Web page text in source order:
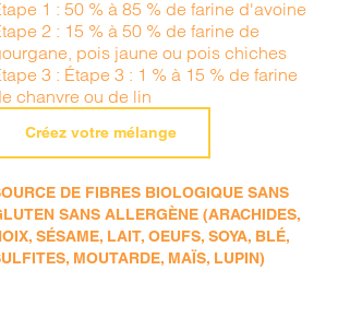
1 : 50 % à 85 % de farine d'avoine
2 : 15 % à 50 % de farine de
pois jaune ou pois chiches
3 : Étape 3 : 1 % à 15 % de farine
chanvre ou de lin
Créez votre mélange
DE FIBRES BIOLOGIQUE SANS
SANS ALLERGÈNE (ARACHIDES,
SÉSAME, LAIT, OEUFS, SOYA, BLÉ,
MOUTARDE, MAÏS, LUPIN)